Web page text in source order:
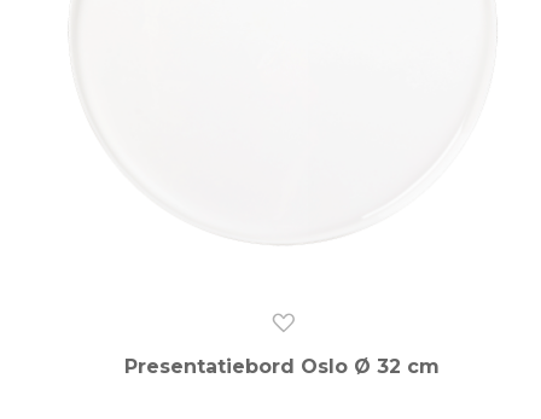
Presentatiebord Oslo Ø 32 cm